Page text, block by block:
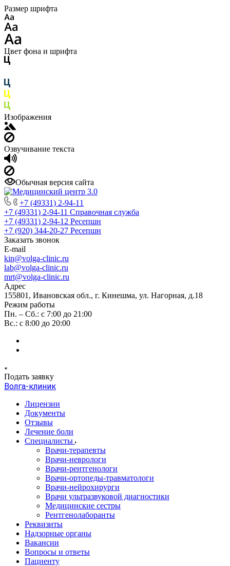
Размер шрифта
Цвет фона и шрифта
Изображения
Озвучивание текста
Обычная версия сайта
+7 (49331) 2-94-11
+7 (49331) 2-94-11 Справочная служба
+7 (49331) 2-94-12 Ресепшн
+7 (920) 344-20-27 Ресепшн
Заказать звонок
E-mail
kin@volga-clinic.ru
lab@volga-clinic.ru
mrt@volga-clinic.ru
Адрес
155801, Ивановская обл., г. Кинешма, ул. Нагорная, д.18
Режим работы
Пн. – Сб.: с 7:00 до 21:00
Вс.: с 8:00 до 20:00
Подать заявку
Волга-клиник
Лицензии
Документы
Отзывы
Лечение боли
Специалисты
Врачи-терапевты
Врачи-неврологи
Врачи-рентгенологи
Врачи-ортопеды-травматологи
Врачи-нейрохирурги
Врачи ультразвуковой диагностики
Медицинские сестры
Рентгенолаборанты
Реквизиты
Надзорные органы
Вакансии
Вопросы и ответы
Пациенту